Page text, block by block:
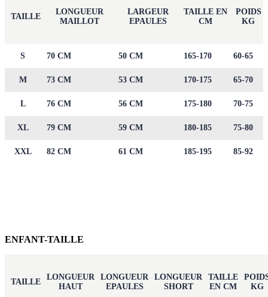
TAILLE
LONGUEUR
MAILLOT
LARGEUR
EPAULES
TAILLE EN
CM
POIDS
KG
S 70 CM 50 CM 165-170 60-65
M 73 CM 53 CM 170-175 65-70
L 76 CM 56 CM 175-180 70-75
XL 79 CM 59 CM 180-185 75-80
XXL 82 CM 61 CM 185-195 85-92
ENFANT-TAILLE
TAILLE
LONGUEUR
HAUT
LONGUEUR
EPAULES
LONGUEUR
SHORT
TAILLE
EN CM
KG